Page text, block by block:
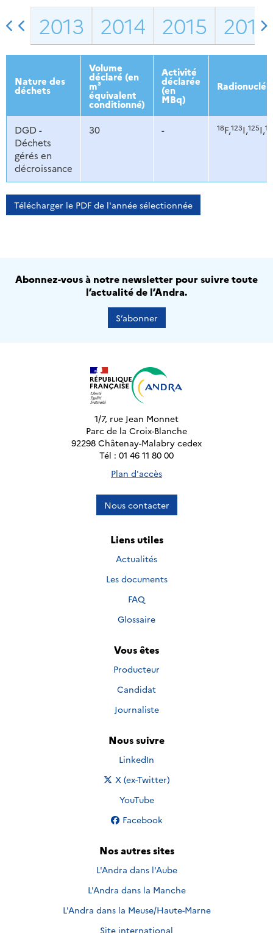
2013 2014 2015 2016
Nature des
déchets
Volume
déclaré (en
m³
équivalent
conditionné)
Activité
déclarée
(en
MBq)
DGD -
Déchets
gérés en
décroissance
30 - 18F,123I,125I,
Télécharger le PDF de l'année sélectionnée
Abonnez-vous à notre newsletter pour suivre toute
l’actualité de l’Andra.
S’abonner
1/7, rue Jean Monnet
Parc de la Croix-Blanche
92298 Châtenay-Malabry cedex
Tél : 01 46 11 80 00
Plan d'accès
Nous contacter
Liens utiles
Actualités
Les documents
FAQ
Glossaire
Vous êtes
Producteur
Candidat
Journaliste
Nous suivre
Nous suivre sur
LinkedIn
Nous suivre sur
X (ex-Twitter)
Nous suivre sur
YouTube
Nous suivre sur
Facebook
Nos autres sites
L'Andra dans l'Aube
L'Andra dans la Manche
L'Andra dans la Meuse/Haute-Marne
Site international